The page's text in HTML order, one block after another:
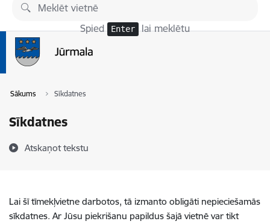
Pāriet uz lapas saturu
Spied Enter lai meklētu
Sākums Sīkdatnes
Sīkdatnes
Atskaņot tekstu
Lai šī tīmekļvietne darbotos, tā izmanto obligāti nepieciešamās
sīkdatnes. Ar Jūsu piekrišanu papildus šajā vietnē var tikt